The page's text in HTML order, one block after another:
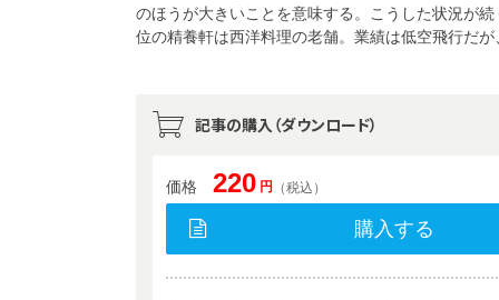
のほうが大きいことを意味する。こうした状況が
位の精養軒は西洋料理の老舗。業績は低空飛行だ
記事の購入（ダウンロード）
価格 220 円 （税込）
購入する